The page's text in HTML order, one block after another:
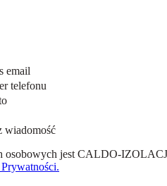
email
telefonu
wiadomość
osobowych jest CALDO-